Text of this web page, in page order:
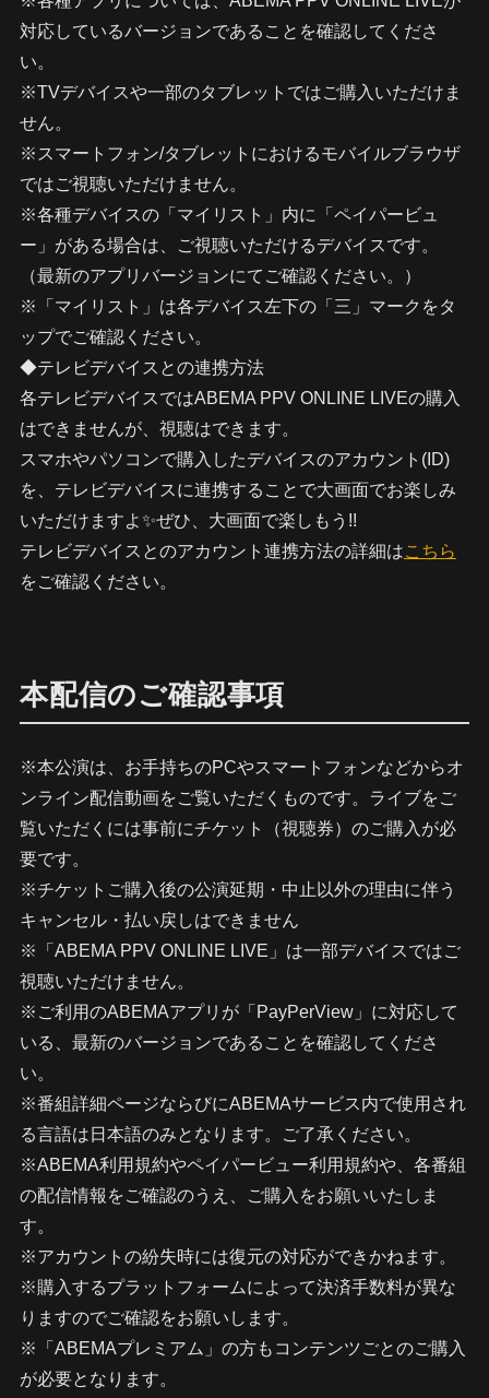
対応しているバージョンであることを確認してくださ
い。
※TVデバイスや一部のタブレットではご購入いただけま
せん。
※スマートフォン/タブレットにおけるモバイルブラウザ
ではご視聴いただけません。
※各種デバイスの「マイリスト」内に「ペイパービュ
ー」がある場合は、ご視聴いただけるデバイスです。
（最新のアプリバージョンにてご確認ください。）
※「マイリスト」は各デバイス左下の「三」マークをタ
ップでご確認ください。
◆テレビデバイスとの連携方法
各テレビデバイスではABEMA PPV ONLINE LIVEの購入
はできませんが、視聴はできます。
スマホやパソコンで購入したデバイスのアカウント(ID)
を、テレビデバイスに連携することで大画面でお楽しみ
いただけますよ✨ぜひ、大画面で楽しもう!!
テレビデバイスとのアカウント連携方法の詳細はこちら
をご確認ください。
本配信のご確認事項
※本公演は、お手持ちのPCやスマートフォンなどからオ
ンライン配信動画をご覧いただくものです。ライブをご
覧いただくには事前にチケット（視聴券）のご購入が必
要です。
※チケットご購入後の公演延期・中止以外の理由に伴う
キャンセル・払い戻しはできません
※「ABEMA PPV ONLINE LIVE」は一部デバイスではご
視聴いただけません。
※ご利用のABEMAアプリが「PayPerView」に対応して
いる、最新のバージョンであることを確認してくださ
い。
※番組詳細ページならびにABEMAサービス内で使用され
る言語は日本語のみとなります。ご了承ください。
※ABEMA利用規約やペイパービュー利用規約や、各番組
の配信情報をご確認のうえ、ご購入をお願いいたしま
す。
※アカウントの紛失時には復元の対応ができかねます。
※購入するプラットフォームによって決済手数料が異な
りますのでご確認をお願いします。
※「ABEMAプレミアム」の方もコンテンツごとのご購入
が必要となります。